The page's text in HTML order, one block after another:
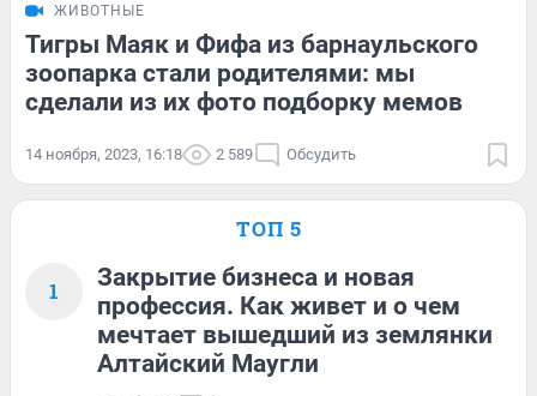
ЖИВОТНЫЕ
Тигры Маяк и Фифа из барнаульского
зоопарка стали родителями: мы
сделали из их фото подборку мемов
14 ноября, 2023, 16:18 2 589 Обсудить
ТОП 5
1
Закрытие бизнеса и новая
профессия. Как живет и о чем
мечтает вышедший из землянки
Алтайский Маугли